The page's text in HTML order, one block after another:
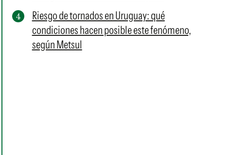
Riesgo de tornados en Uruguay: qué
condiciones hacen posible este fenómeno,
según Metsul